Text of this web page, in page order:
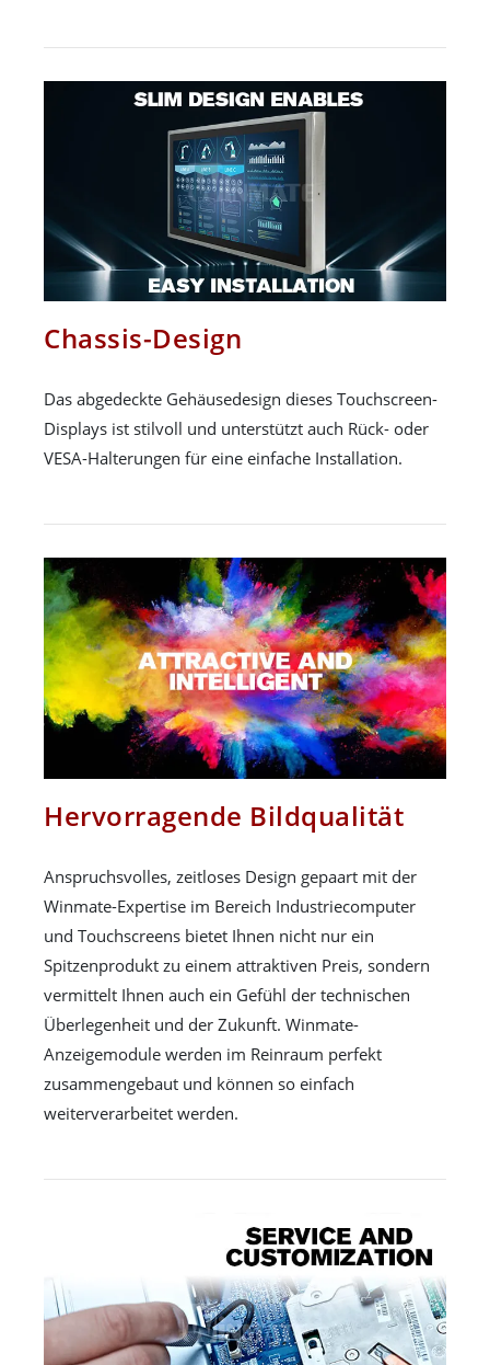
Chassis-Design
Das abgedeckte Gehäusedesign dieses Touchscreen-
Displays ist stilvoll und unterstützt auch Rück- oder
VESA-Halterungen für eine einfache Installation.
Hervorragende Bildqualität
Anspruchsvolles, zeitloses Design gepaart mit der
Winmate-Expertise im Bereich Industriecomputer
und Touchscreens bietet Ihnen nicht nur ein
Spitzenprodukt zu einem attraktiven Preis, sondern
vermittelt Ihnen auch ein Gefühl der technischen
Überlegenheit und der Zukunft. Winmate-
Anzeigemodule werden im Reinraum perfekt
zusammengebaut und können so einfach
weiterverarbeitet werden.